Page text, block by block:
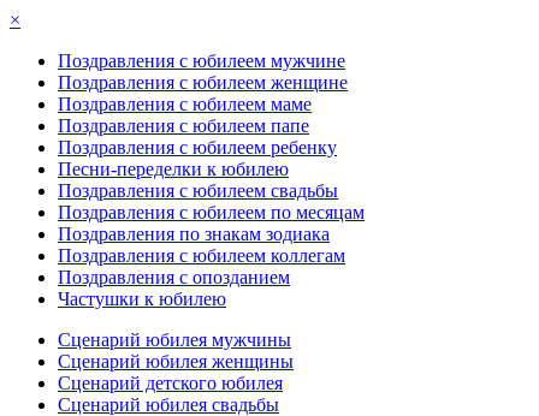
×
Поздравления с юбилеем мужчине
Поздравления с юбилеем женщине
Поздравления с юбилеем маме
Поздравления с юбилеем папе
Поздравления с юбилеем ребенку
Песни-переделки к юбилею
Поздравления с юбилеем свадьбы
Поздравления с юбилеем по месяцам
Поздравления по знакам зодиака
Поздравления с юбилеем коллегам
Поздравления с опозданием
Частушки к юбилею
Сценарий юбилея мужчины
Сценарий юбилея женщины
Сценарий детского юбилея
Сценарий юбилея свадьбы